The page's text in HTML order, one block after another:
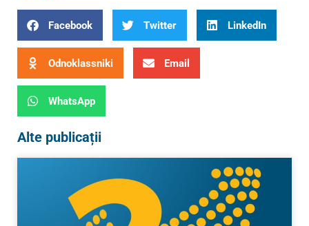
Facebook Twitter LinkedIn
Odnoklassniki Email
WhatsApp
Alte publicații